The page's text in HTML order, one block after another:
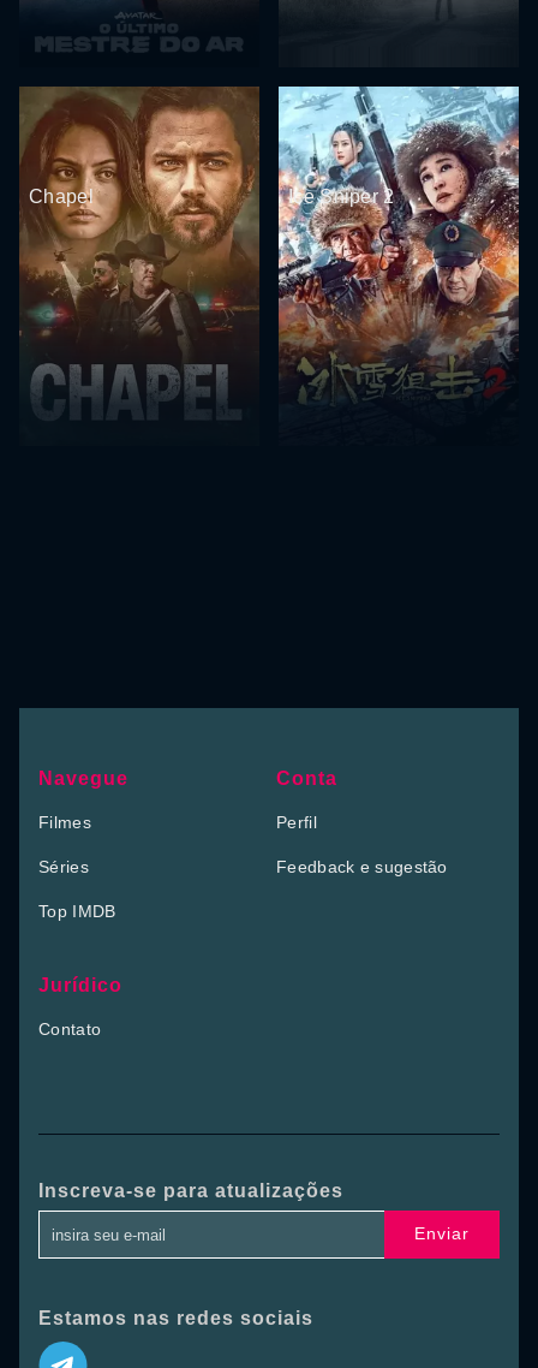
Chapel Ice Sniper 2
Navegue
Filmes
Séries
Top IMDB
Conta
Perfil
Feedback e sugestão
Jurídico
Contato
Inscreva-se para atualizações
Enviar
Estamos nas redes sociais